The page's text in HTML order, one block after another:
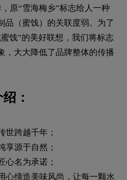
原“雪海梅乡”标志给人一种
品（蜜饯）的关联度弱。为了
饯”的美好联想，我们将标志
，大大降低了品牌整体的传播
：
世跨越千年；
享源于自然；
心名为承诺；
心缔造美味风尚，让每一颗水